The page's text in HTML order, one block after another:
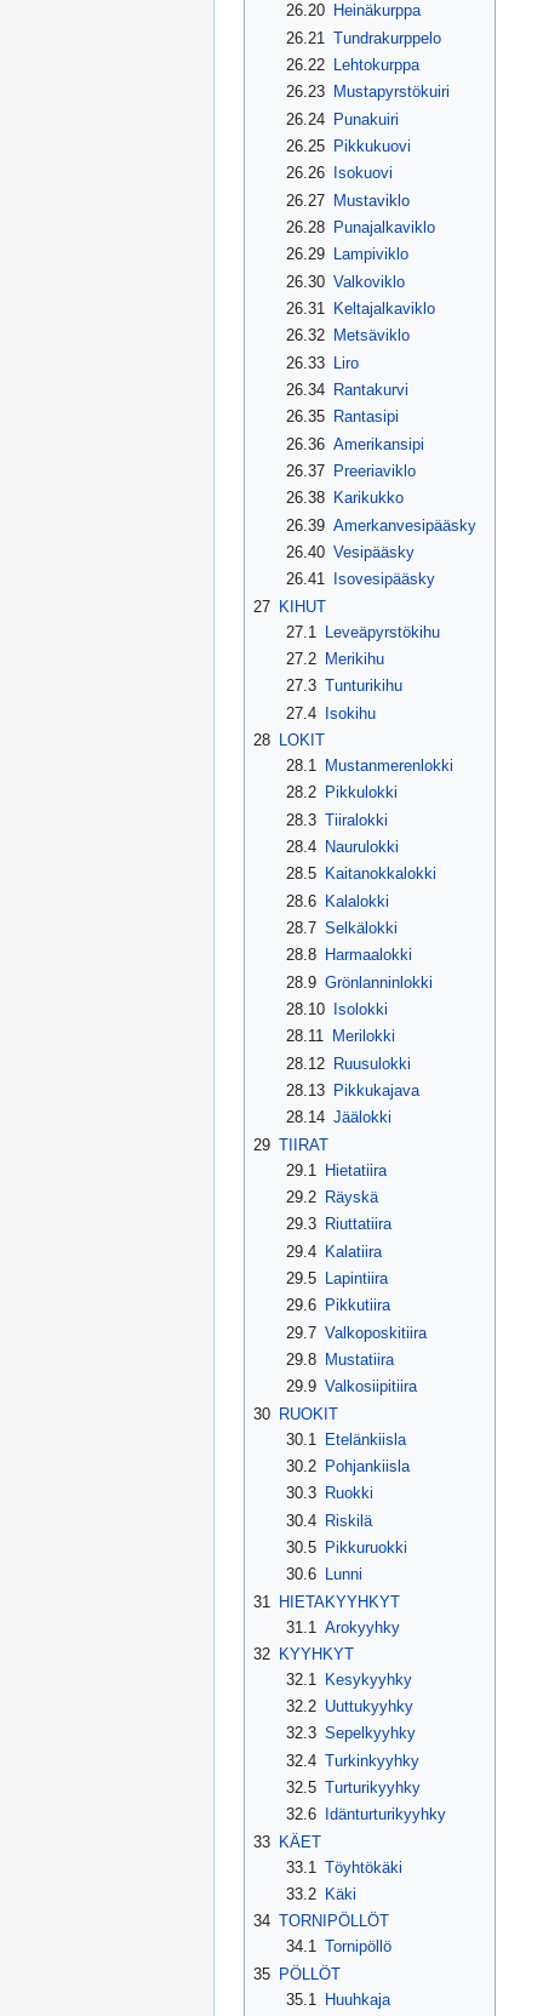
26.20
Heinäkurppa
26.21
Tundrakurppelo
26.22
Lehtokurppa
26.23
Mustapyrstökuiri
26.24
Punakuiri
26.25
Pikkukuovi
26.26
Isokuovi
26.27
Mustaviklo
26.28
Punajalkaviklo
26.29
Lampiviklo
26.30 Valkoviklo
26.31
Keltajalkaviklo
26.32
Metsäviklo
26.33 Liro
26.34
Rantakurvi
26.35
Rantasipi
26.36 Amerikansipi
26.37
Preeriaviklo
26.38
Karikukko
26.39 Amerkanvesipääsky
26.40 Vesipääsky
26.41
Isovesipääsky
27 KIHUT
27.1
Leveäpyrstökihu
27.2
Merikihu
27.3 Tunturikihu
27.4 Isokihu
28
LOKIT
28.1
Mustanmerenlokki
28.2
Pikkulokki
28.3 Tiiralokki
28.4
Naurulokki
28.5
Kaitanokkalokki
28.6 Kalalokki
28.7 Selkälokki
28.8
Harmaalokki
28.9 Grönlanninlokki
28.10
Isolokki
28.11
Merilokki
28.12 Ruusulokki
28.13
Pikkukajava
28.14 Jäälokki
29 TIIRAT
29.1
Hietatiira
29.2
Räyskä
29.3
Riuttatiira
29.4 Kalatiira
29.5
Lapintiira
29.6
Pikkutiira
29.7 Valkoposkitiira
29.8
Mustatiira
29.9 Valkosiipitiira
30 RUOKIT
30.1
Etelänkiisla
30.2
Pohjankiisla
30.3
Ruokki
30.4 Riskilä
30.5
Pikkuruokki
30.6
Lunni
31
HIETAKYYHKYT
31.1 Arokyyhky
32 KYYHKYT
32.1
Kesykyyhky
32.2 Uuttukyyhky
32.3 Sepelkyyhky
32.4 Turkinkyyhky
32.5 Turturikyyhky
32.6
Idänturturikyyhky
33 KÄET
33.1
Töyhtökäki
33.2
Käki
34 TORNIPÖLLÖT
34.1 Tornipöllö
35 PÖLLÖT
35.1
Huuhkaja